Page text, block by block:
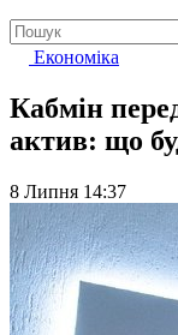
Економіка
Кабмін
актив: що
8 Липня 14:37